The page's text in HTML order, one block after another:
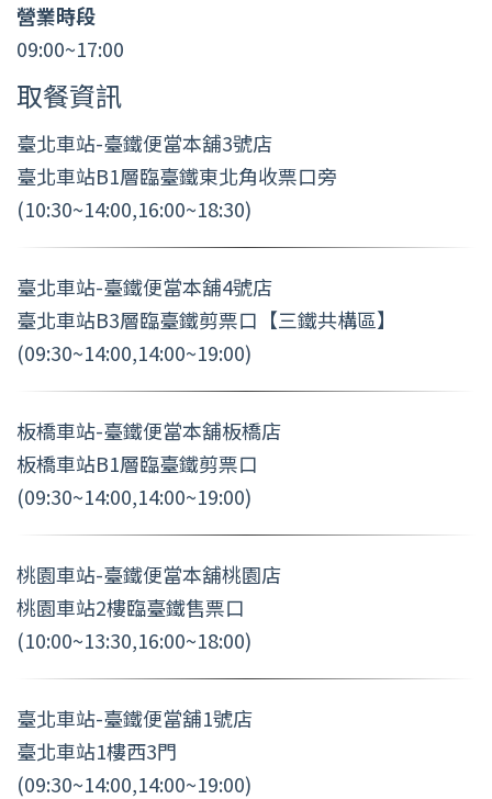
營業時段
09:00~17:00
取餐資訊
臺北車站-臺鐵便當本舖3號店
臺北車站B1層臨臺鐵東北角收票口旁
(10:30~14:00,16:00~18:30)
臺北車站-臺鐵便當本舖4號店
臺北車站B3層臨臺鐵剪票口【三鐵共構區】
(09:30~14:00,14:00~19:00)
板橋車站-臺鐵便當本舖板橋店
板橋車站B1層臨臺鐵剪票口
(09:30~14:00,14:00~19:00)
桃園車站-臺鐵便當本舖桃園店
桃園車站2樓臨臺鐵售票口
(10:00~13:30,16:00~18:00)
臺北車站-臺鐵便當舖1號店
臺北車站1樓西3門
(09:30~14:00,14:00~19:00)